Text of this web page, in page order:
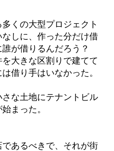
くの大型プロジェクト
しに、作った分だけ借
誰が借りるんだろう？
大きな区割りで建てて
借り手はいなかった。
な土地にテナントビル
まった。
であるべきで、それが街